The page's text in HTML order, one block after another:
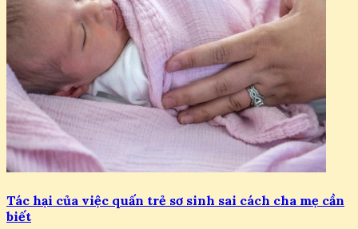
Tác hại của việc quấn trẻ sơ sinh sai cách cha mẹ cần
biết